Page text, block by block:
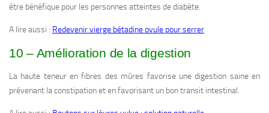
être bénéfique pour les personnes atteintes de diabète.
A lire aussi : Redevenir vierge bétadine ovule pour serrer
10 – Amélioration de la digestion
La haute teneur en fibres des mûres favorise une digestion saine en
prévenant la constipation et en favorisant un bon transit intestinal.